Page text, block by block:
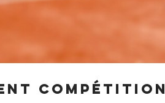
compétition